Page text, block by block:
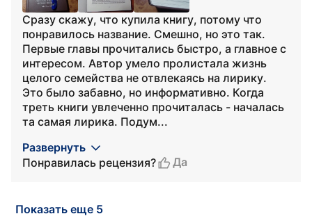
Сразу скажу, что купила книгу, потому что
понравилось название. Смешно, но это так.
Первые главы прочитались быстро, а главное с
интересом. Автор умело пролистала жизнь
целого семейства не отвлекаясь на лирику.
Это было забавно, но информативно. Когда
треть книги увлеченно прочиталась - началась
та самая лирика. Подум...
Развернуть
Понравилась рецензия?
Да
Показать еще 5